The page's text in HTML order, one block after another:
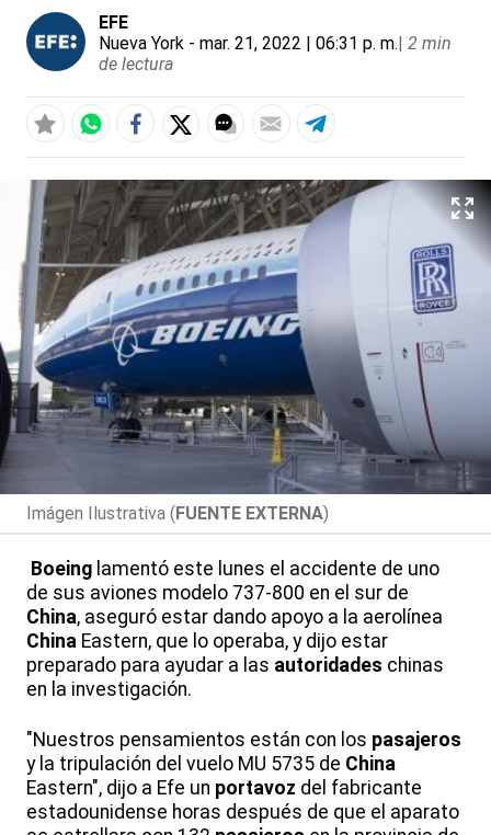
EFE
Nueva York - mar. 21, 2022 | 06:31 p. m.| 2 min
de lectura
Imágen Ilustrativa (FUENTE EXTERNA)
Boeing lamentó este lunes el accidente de uno
de sus aviones modelo 737-800 en el sur de
China, aseguró estar dando apoyo a la aerolínea
China Eastern, que lo operaba, y dijo estar
preparado para ayudar a las autoridades chinas
en la investigación.
"Nuestros pensamientos están con los pasajeros
y la tripulación del vuelo MU 5735 de China
Eastern", dijo a Efe un portavoz del fabricante
estadounidense horas después de que el aparato